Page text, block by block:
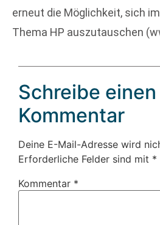
erneut die Möglichkeit, sich
Thema HP auszutauschen
Schreibe einen
Kommentar
Deine E-Mail-Adresse wird
Erforderliche Felder sind mit *
Kommentar *